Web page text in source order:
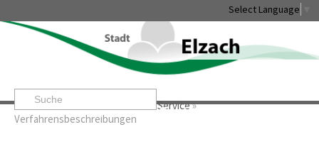
Select Language
Startseite» »Service»
Verfahrensbeschreibungen
Leben & Erleben Rathaus & Service